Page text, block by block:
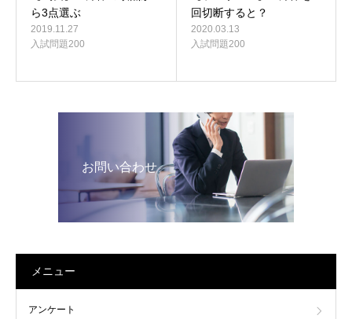
ら3点選ぶ
2019.11.27
入試問題200
回切断すると？
2020.03.13
入試問題200
お問い合わせ
メニュー
アンケート